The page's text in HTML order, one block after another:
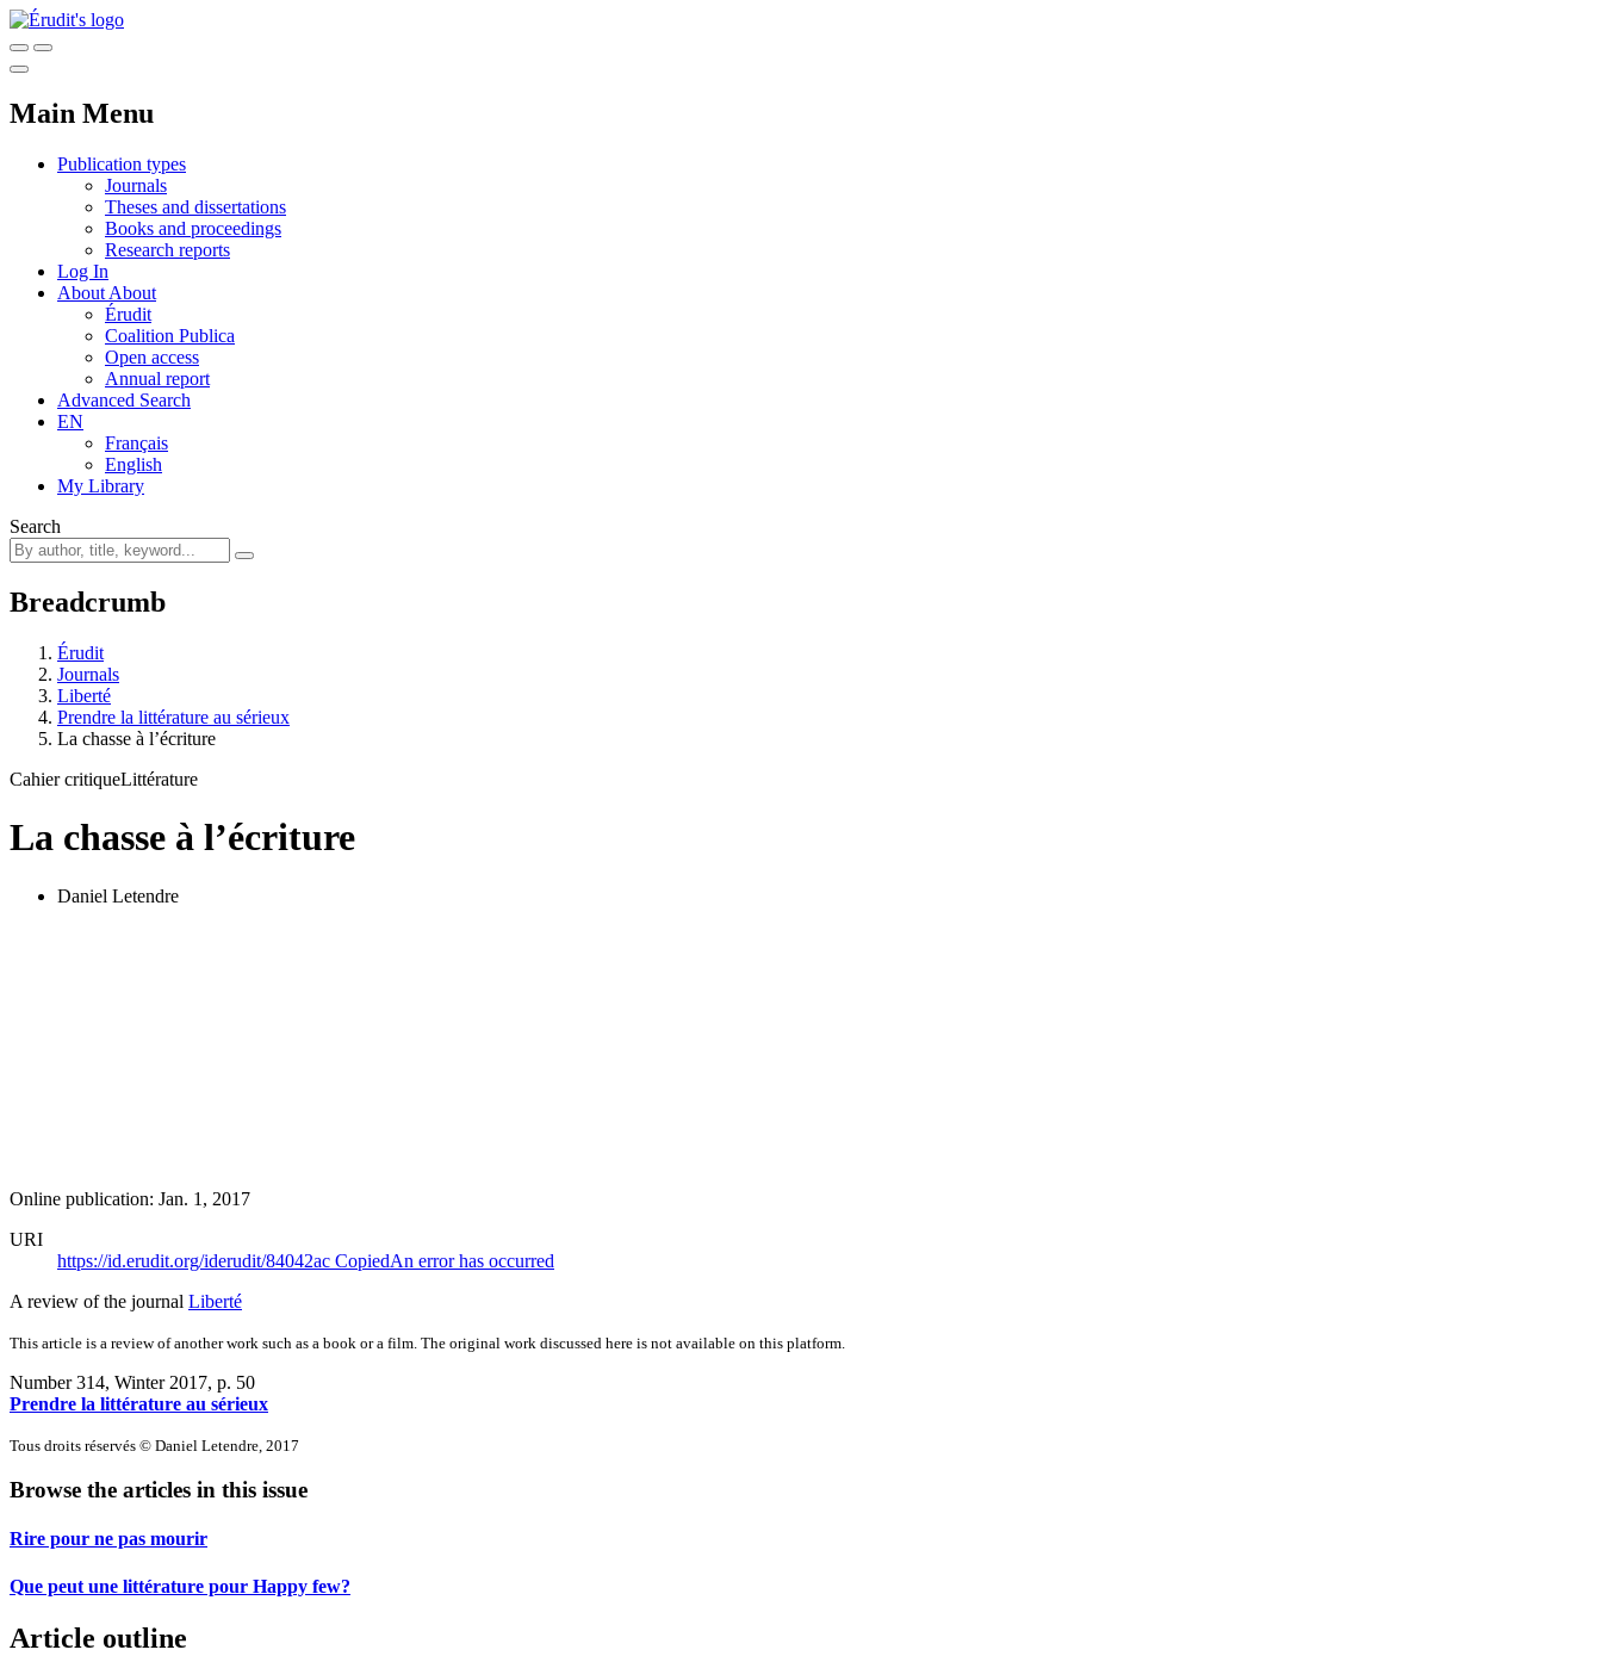
Main Menu
Publication types
Journals
Theses and dissertations
Books and proceedings
Research reports
Log In
About About
Érudit
Coalition Publica
Open access
Annual report
Advanced Search
EN
Français
English
My Library
Search
Breadcrumb
Érudit
Journals
Liberté
Prendre la littérature au sérieux
La chasse à l’écriture
Cahier critiqueLittérature
La chasse à l’écriture
Daniel Letendre
Online publication: Jan. 1, 2017
URI
https://id.erudit.org/iderudit/84042ac CopiedAn error has occurred
A review of the journal Liberté
This article is a review of another work such as a book or a film. The original work discussed here is not available on this platform.
Number 314, Winter 2017, p. 50
Prendre la littérature au sérieux
Tous droits réservés © Daniel Letendre, 2017
Browse the articles in this issue
Rire pour ne pas mourir
Que peut une littérature pour Happy few?
Article outline